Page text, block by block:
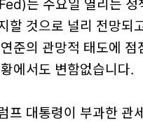
는 수요일 열리는 정
할 것으로 널리 전망되
준의 관망적 태도에 점
에서도 변함없습니다.
프 대통령이 부과한 관